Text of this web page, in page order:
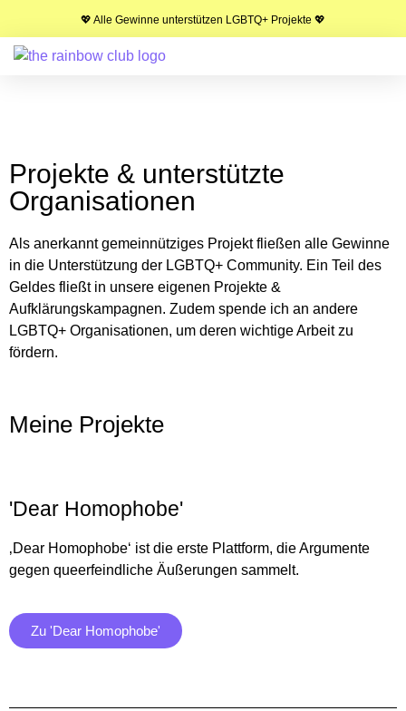
💖 Alle Gewinne unterstützen LGBTQ+ Projekte 💖
Projekte & unterstützte
Organisationen
Als anerkannt gemeinnütziges Projekt fließen alle Gewinne
in die Unterstützung der LGBTQ+ Community. Ein Teil des
Geldes fließt in unsere eigenen Projekte &
Aufklärungskampagnen. Zudem spende ich an andere
LGBTQ+ Organisationen, um deren wichtige Arbeit zu
fördern.
Meine Projekte
'Dear Homophobe'
‚Dear Homophobe‘ ist die erste Plattform, die Argumente
gegen queerfeindliche Äußerungen sammelt.
Zu 'Dear Homophobe'